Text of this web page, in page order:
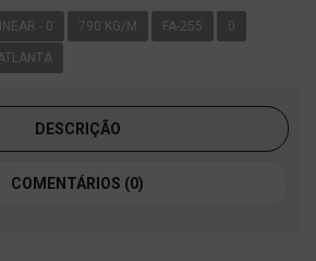
- 0 790 KG/M FA-255 0
DESCRIÇÃO
COMENTÁRIOS (0)